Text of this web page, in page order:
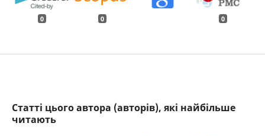
0 0 0
Статті цього автора (авторів), які найбільше
читають